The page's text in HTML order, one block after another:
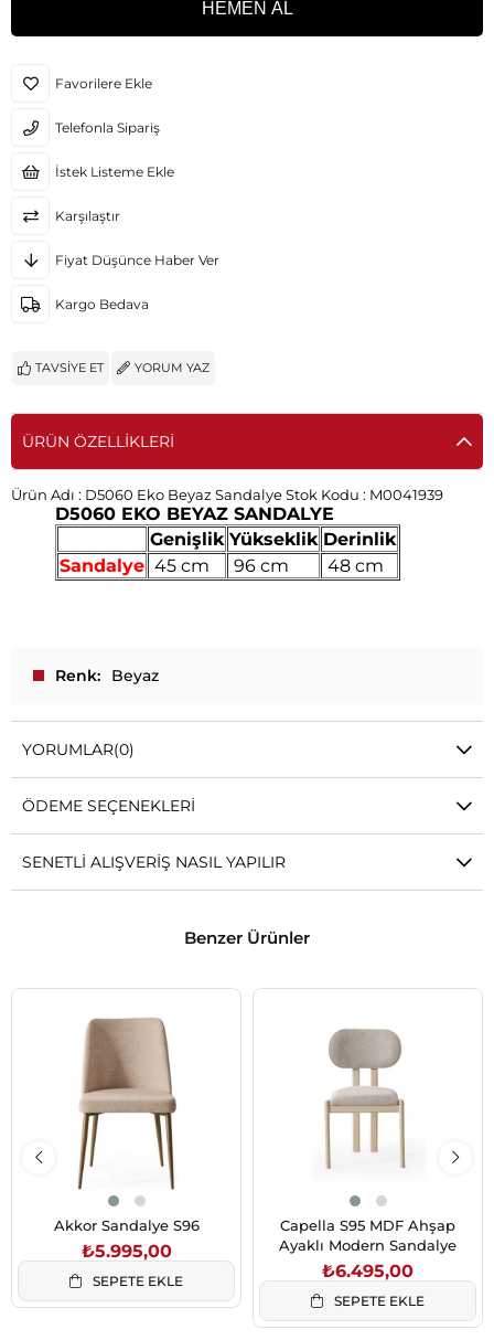
Favorilere Ekle
Telefonla Sipariş
İstek Listeme Ekle
Karşılaştır
Fiyat Düşünce Haber Ver
Kargo Bedava
TAVSIYE ET YORUM YAZ
ÜRÜN ÖZELLIKLERI
Ürün Adı : D5060 Eko Beyaz Sandalye Stok Kodu : M0041939
D5060 EKO BEYAZ SANDALYE
Genişlik Yükseklik Derinlik
Sandalye 45 cm 96 cm 48 cm
Renk Beyaz
YORUMLAR(0)
ÖDEME SEÇENEKLERI
SENETLI ALIŞVERIŞ NASIL YAPILIR
Benzer Ürünler
Akkor Sandalye S96
₺5.995,00
SEPETE EKLE
Capella S95 MDF Ahşap
Ayaklı Modern Sandalye
₺6.495,00
SEPETE EKLE